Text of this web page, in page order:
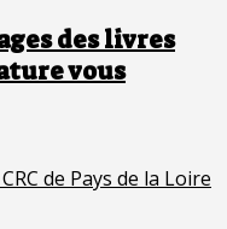
des livres
vous